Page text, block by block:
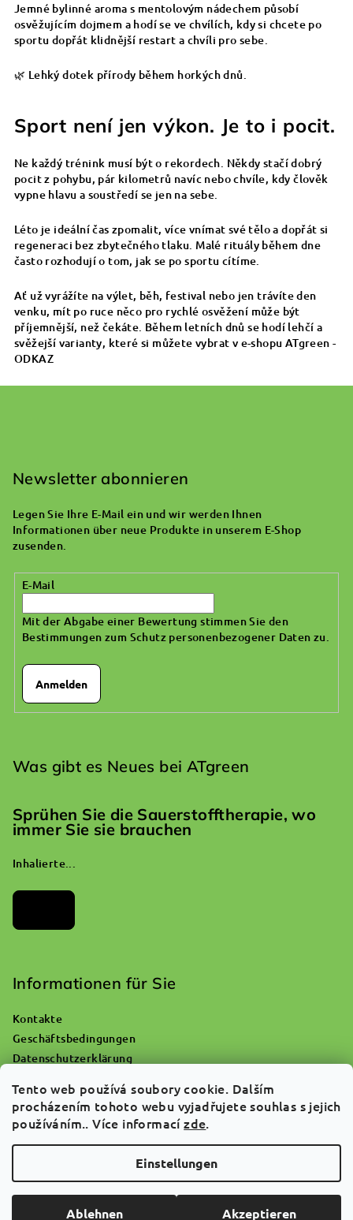
Tento web používá soubory cookie. Dalším
procházením tohoto webu vyjadřujete souhlas s jejich
používáním.. Více informacízde.
Einstellungen
Ablehnen Akzeptieren
Jemné bylinné aroma s mentolovým nádechem působí
osvěžujícím dojmem a hodí se ve chvílích, kdy si chcete po
sportu dopřát klidnější restart a chvíli pro sebe.
🌿 Lehký dotek přírody během horkých dnů.
Sport není jen výkon. Je to i pocit.
Ne každý trénink musí být o rekordech. Někdy stačí dobrý
pocit z pohybu, pár kilometrů navíc nebo chvíle, kdy člověk
vypne hlavu a soustředí se jen na sebe.
Léto je ideální čas zpomalit, více vnímat své tělo a dopřát si
regeneraci bez zbytečného tlaku. Malé rituály během dne
často rozhodují o tom, jak se po sportu cítíme.
Ať už vyrážíte na výlet, běh, festival nebo jen trávíte den
venku, mít po ruce něco pro rychlé osvěžení může být
příjemnější, než čekáte. Během letních dnů se hodí lehčí a
svěžejší varianty, které si můžete vybrat v e-shopu ATgreen -
ODKAZ
Newsletter abonnieren
Legen Sie Ihre E-Mail ein und wir werden Ihnen
Informationen über neue Produkte in unserem E-Shop
zusenden.
E-Mail
Mit der Abgabe einer Bewertung stimmen Sie den
Bestimmungen zum Schutz personenbezogener Daten zu.
Anmelden
Was gibt es Neues bei ATgreen
Sprühen Sie die Sauerstofftherapie, wo
immer Sie sie brauchen
Inhalierte...
Informationen für Sie
Kontakte
Geschäftsbedingungen
Datenschutzerklärung
Reklamationen und Warenrückgabe
Über uns
Copyright 2026ATGREEN. Alle Rechte vorbehalten.Cookie-
Einstellungen ändern